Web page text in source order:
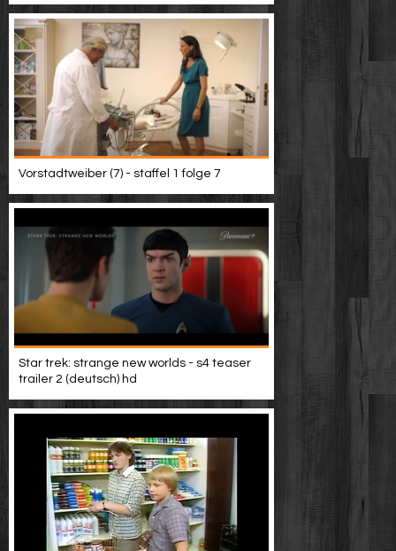
Vorstadtweiber (7) - staffel 1 folge 7
Star trek: strange new worlds - s4 teaser
trailer 2 (deutsch) hd